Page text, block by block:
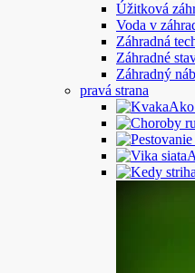
Úžitková
Voda v
Záhradná
Záhradné
Záhradný
pravá strana
Ako